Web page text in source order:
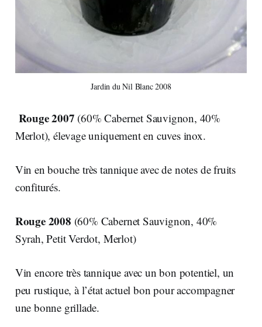
Jardin du Nil Blanc 2008
Rouge 2007 (60% Cabernet Sauvignon, 40%
Merlot), élevage uniquement en cuves inox.
Vin en bouche très tannique avec de notes de fruits
confiturés.
Rouge 2008 (60% Cabernet Sauvignon, 40%
Syrah, Petit Verdot, Merlot)
Vin encore très tannique avec un bon potentiel, un
peu rustique, à l’état actuel bon pour accompagner
une bonne grillade.